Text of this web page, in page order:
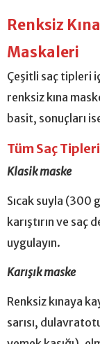
Renksiz
Maskaleri
Çeşitli saç tipleri
renksiz kına
basit, sonuçları
Tüm Saç
Klasik maske
Sıcak suyla (300
karıştırın ve saç
uygulayın.
Karışık maske
Renksiz kınaya
sarısı,